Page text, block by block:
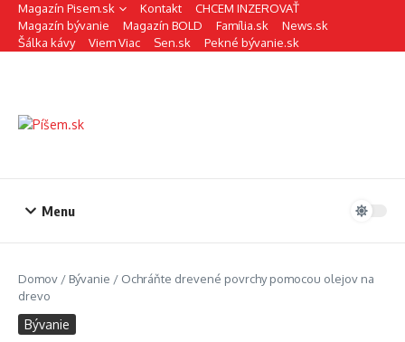
Preskočiť na obsah
Magazín Pisem.sk Kontakt
CHCEM INZEROVAŤ
Magazín bývanie
Magazín BOLD Família.sk
News.sk
Šálka kávy
Viem Viac Sen.sk Pekné bývanie.sk
Menu
Domov / Bývanie / Ochráňte drevené povrchy pomocou olejov na
drevo
Bývanie